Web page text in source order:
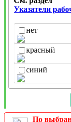
Указатели
нет
красный
синий
По